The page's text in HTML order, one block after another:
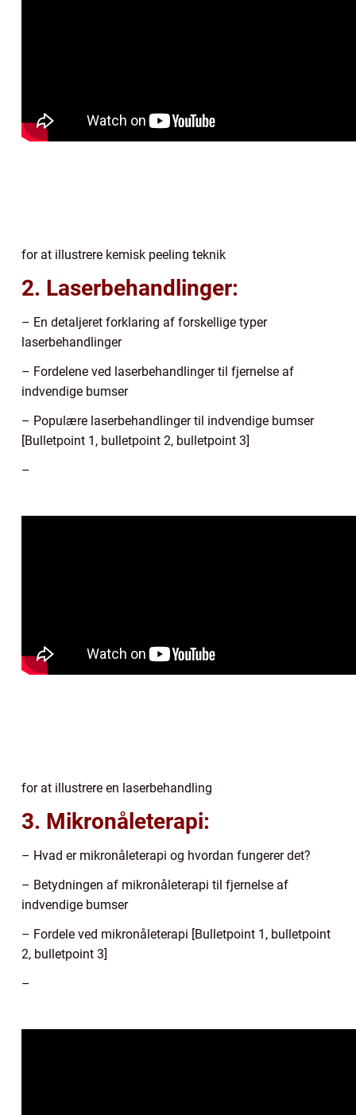
for at illustrere kemisk peeling teknik
2. Laserbehandlinger:
– En detaljeret forklaring af forskellige typer
laserbehandlinger
– Fordelene ved laserbehandlinger til fjernelse af
indvendige bumser
– Populære laserbehandlinger til indvendige bumser
[Bulletpoint 1, bulletpoint 2, bulletpoint 3]
–
for at illustrere en laserbehandling
3. Mikronåleterapi:
– Hvad er mikronåleterapi og hvordan fungerer det?
– Betydningen af mikronåleterapi til fjernelse af
indvendige bumser
– Fordele ved mikronåleterapi [Bulletpoint 1, bulletpoint
2, bulletpoint 3]
–